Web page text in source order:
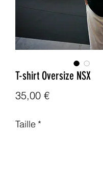
T-shirt Oversize NSX
35,00 €Prix
Taille *